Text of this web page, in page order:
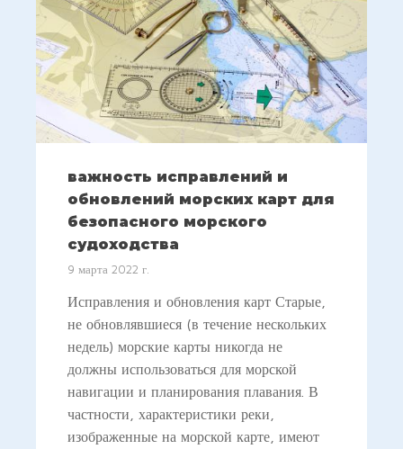
важность исправлений и
обновлений морских карт для
безопасного морского
судоходства
9 марта 2022 г.
Исправления и обновления карт Старые,
не обновлявшиеся (в течение нескольких
недель) морские карты никогда не
должны использоваться для морской
навигации и планирования плавания. В
частности, характеристики реки,
изображенные на морской карте, имеют